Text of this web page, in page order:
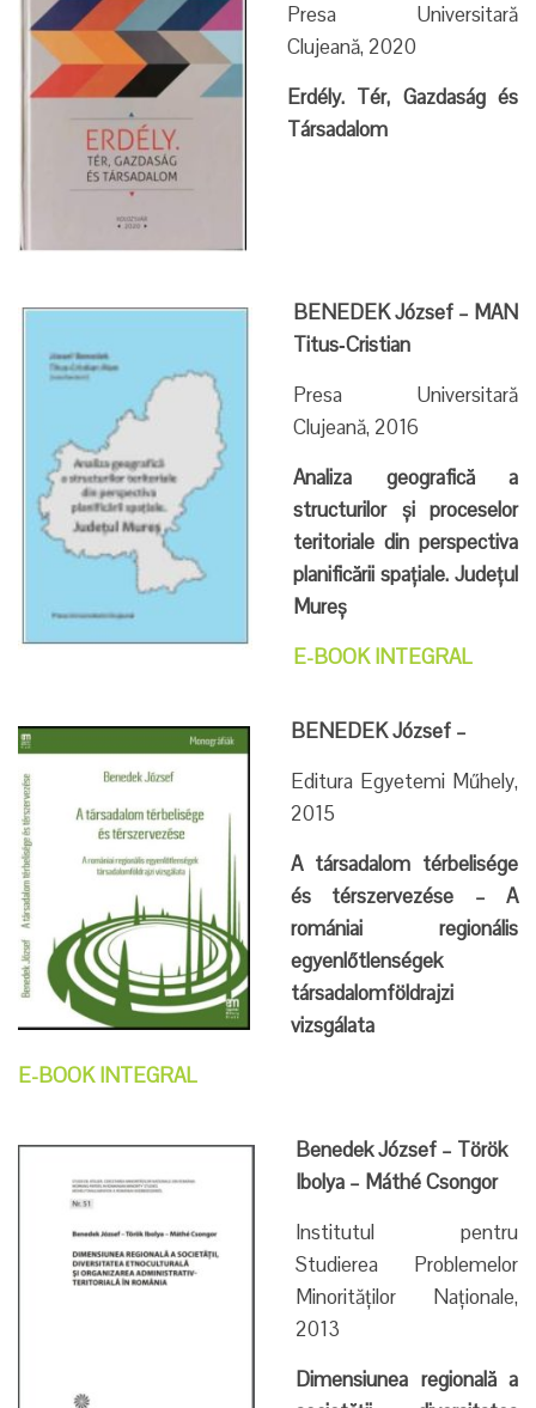
Presa Universitară
Clujeană, 2020
Erdély. Tér, Gazdaság és
Társadalom
BENEDEK József – MAN
Titus‐Cristian
Presa Universitară
Clujeană, 2016
Analiza geografică a
structurilor și proceselor
teritoriale din perspectiva
planificării spațiale. Județul
Mureș
E-BOOK INTEGRAL
BENEDEK József –
Editura Egyetemi Műhely,
2015
A társadalom térbelisége
és térszervezése – A
romániai regionális
egyenlőtlenségek
társadalomföldrajzi
vizsgálata
E-BOOK INTEGRAL
Benedek József – Török
Ibolya – Máthé Csongor
Institutul pentru
Studierea Problemelor
Minorităţilor Naţionale,
2013
Dimensiunea regională a